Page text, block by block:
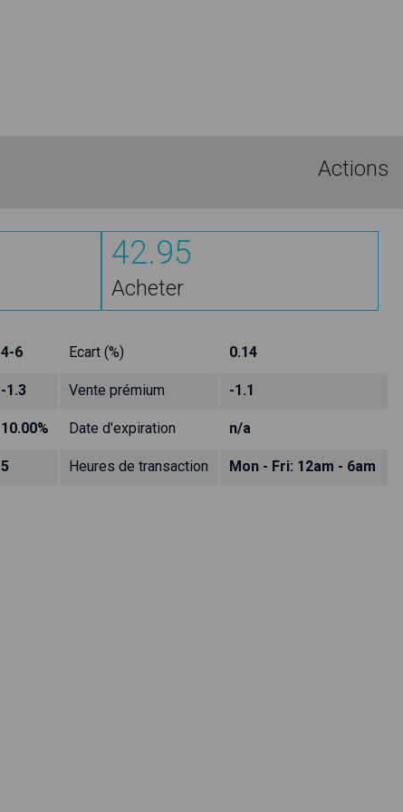
Actions
42.95
Acheter
4-6 Ecart (%) 0.14
-1.3 Vente prémium -1.1
10.00% Date d'expiration n/a
5 Heures de transaction Mon - Fri: 12am - 6am